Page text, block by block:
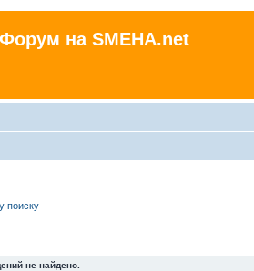
Форум на SMEHA.net
поиску
не найдено.